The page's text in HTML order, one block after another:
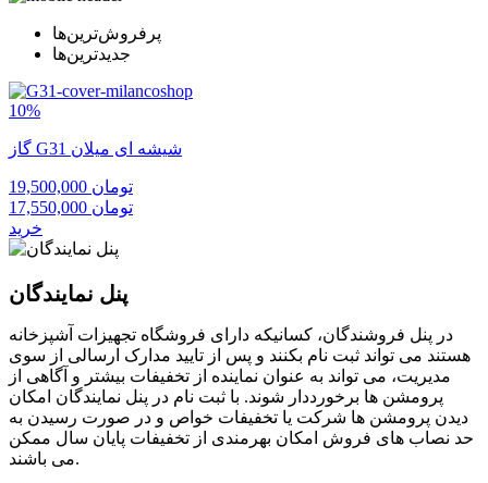
پرفروش‌ترین‌ها
جدیدترین‌ها
10%
گاز G31 شیشه ای میلان
19,500,000 تومان
17,550,000 تومان
خرید
پنل نمایندگان
در پنل فروشندگان، کسانیکه دارای فروشگاه تجهیزات آشپزخانه
هستند می تواند ثبت نام بکنند و پس از تایید مدارک ارسالی از سوی
مدیریت، می تواند به عنوان نماینده از تخفیفات بیشتر و آگاهی از
پرومشن ها برخورددار شوند. با ثبت نام در پنل نمایندگان امکان
دیدن پرومشن ها شرکت یا تخفیفات خواص و در صورت رسیدن به
حد نصاب های فروش امکان بهرمندی از تخفیفات پایان سال ممکن
می باشند.